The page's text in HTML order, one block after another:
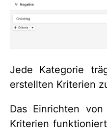
Jede Kategorie
erstellten Kriterien
Das Einrichten
Kriterien